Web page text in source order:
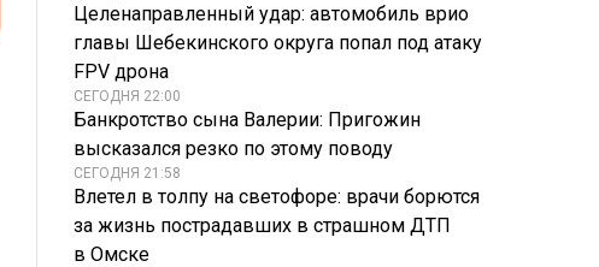
Целенаправленный удар: автомобиль врио
главы Шебекинского округа попал под атаку
FPV дрона
СЕГОДНЯ 22:00
Банкротство сына Валерии: Пригожин
высказался резко по этому поводу
СЕГОДНЯ 21:58
Влетел в толпу на светофоре: врачи борются
за жизнь пострадавших в страшном ДТП
в Омске